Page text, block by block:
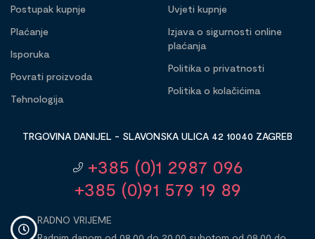
Postupak kupnje
Plaćanje
Isporuka
Povrati proizvoda
Tehnologija
Uvjeti kupnje
Izjava o sigurnosti online
plaćanja
Politika o privatnosti
Politika o kolačićima
TRGOVINA DANIJEL - SLAVONSKA ULICA 42 10040 ZAGREB
+385 (0)1 2987 096
+385 (0)91 579 19 89
RADNO VRIJEME